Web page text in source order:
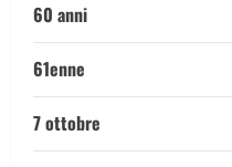
60 anni
61enne
7 ottobre